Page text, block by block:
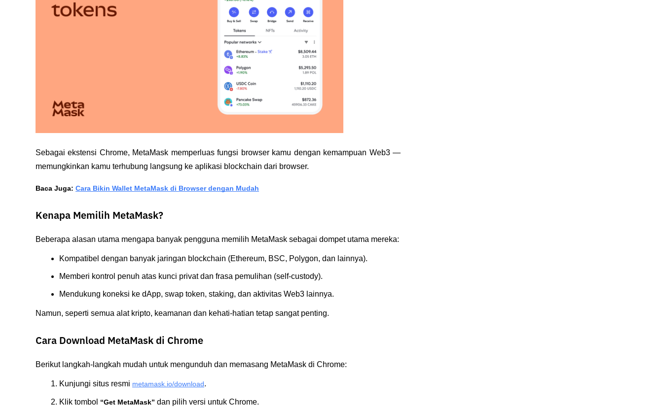
Sebagai ekstensi Chrome, MetaMask memperluas fungsi browser kamu dengan kemampuan Web3 —
memungkinkan kamu terhubung langsung ke aplikasi blockchain dari browser.
Baca Juga: Cara Bikin Wallet MetaMask di Browser dengan Mudah
Kenapa Memilih MetaMask?
Beberapa alasan utama mengapa banyak pengguna memilih MetaMask sebagai dompet utama mereka:
Kompatibel dengan banyak jaringan blockchain (Ethereum, BSC, Polygon, dan lainnya).
Memberi kontrol penuh atas kunci privat dan frasa pemulihan (self-custody).
Mendukung koneksi ke dApp, swap token, staking, dan aktivitas Web3 lainnya.
Namun, seperti semua alat kripto, keamanan dan kehati-hatian tetap sangat penting.
Cara Download MetaMask di Chrome
Berikut langkah-langkah mudah untuk mengunduh dan memasang MetaMask di Chrome:
Kunjungi situs resmi metamask.io/download.
Klik tombol “Get MetaMask” dan pilih versi untuk Chrome.